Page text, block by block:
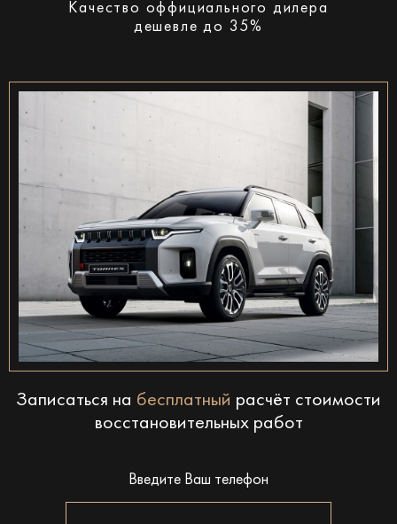
Качество оффициального дилера
дешевле до 35%
Записаться на бесплатный расчёт стоимости
восстановительных работ
Введите Ваш телефон